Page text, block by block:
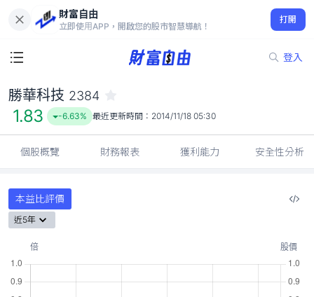
財富自由
立即使用APP，開啟您的股市智慧導航！
打開
登入
1.83
-6.63%
勝華科技 2384
1.83 -6.63% 最近更新時間： 2014/11/18 05:30
個股概覽 財務報表 獲利能力 安全性分析
本益比評價
近5年